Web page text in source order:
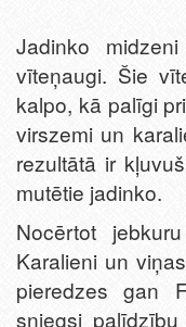
Jadinko
vīteņaugi. Šie
kalpo, kā palīgi
virszemi un
rezultātā ir
mutētie jadinko.
Nocērtot
Karalieni un
pieredzes gan
sniegsi